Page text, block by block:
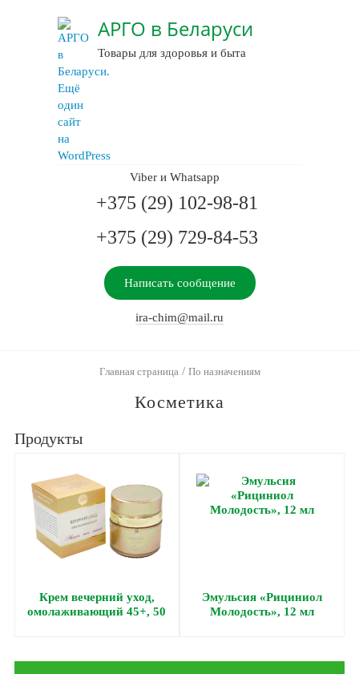
АРГО в Беларуси
Товары для здоровья и быта
Viber и Whatsapp
+375 (29) 102-98-81
+375 (29) 729-84-53
Написать сообщение
ira-chim@mail.ru
Главная страница / По назначениям
Косметика
Продукты
Крем вечерний уход,
омолаживающий 45+, 50
Эмульсия «Рициниол
Молодость», 12 мл